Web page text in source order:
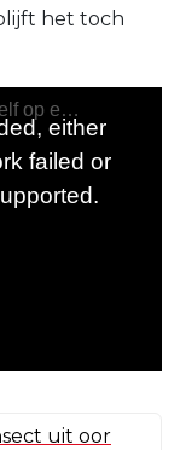
het toch
uit oor